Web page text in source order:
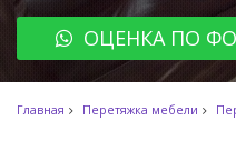
ОЦЕНКА ПО
Главная Перетяжка мебели